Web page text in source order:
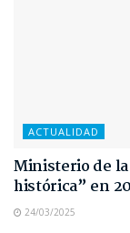
ACTUALIDAD
Ministerio de
histórica” en
24/03/2025